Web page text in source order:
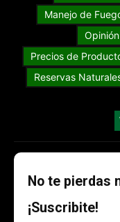
Manejo de
Opinión
Precios de
Reservas
No te pierdas
¡Suscribite!